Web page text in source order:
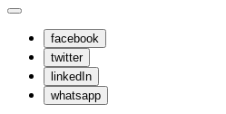
facebook
twitter
linkedIn
whatsapp